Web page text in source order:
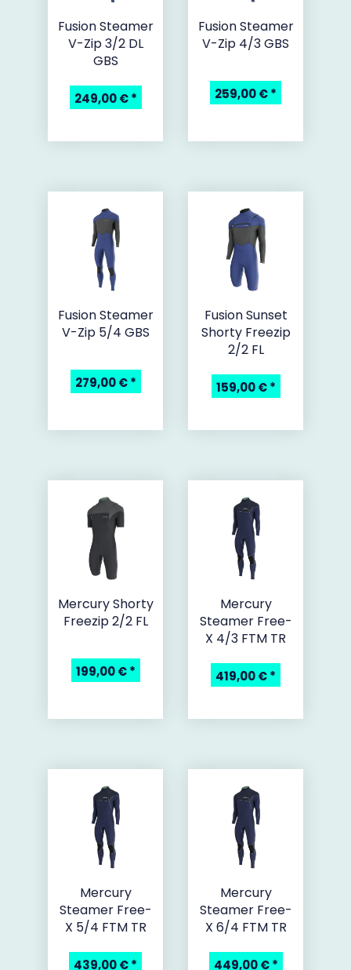
Fusion Steamer
V-Zip 3/2 DL
GBS
249,00 €*
Fusion Steamer
V-Zip 4/3 GBS
259,00 €*
Fusion Steamer
V-Zip 5/4 GBS
279,00 €*
Fusion Sunset
Shorty Freezip
2/2 FL
159,00 €*
Mercury Shorty
Freezip 2/2 FL
199,00 €*
Mercury
Steamer Free-
X 4/3 FTM TR
419,00 €*
Mercury
Steamer Free-
X 5/4 FTM TR
439,00 €*
Mercury
Steamer Free-
X 6/4 FTM TR
449,00 €*